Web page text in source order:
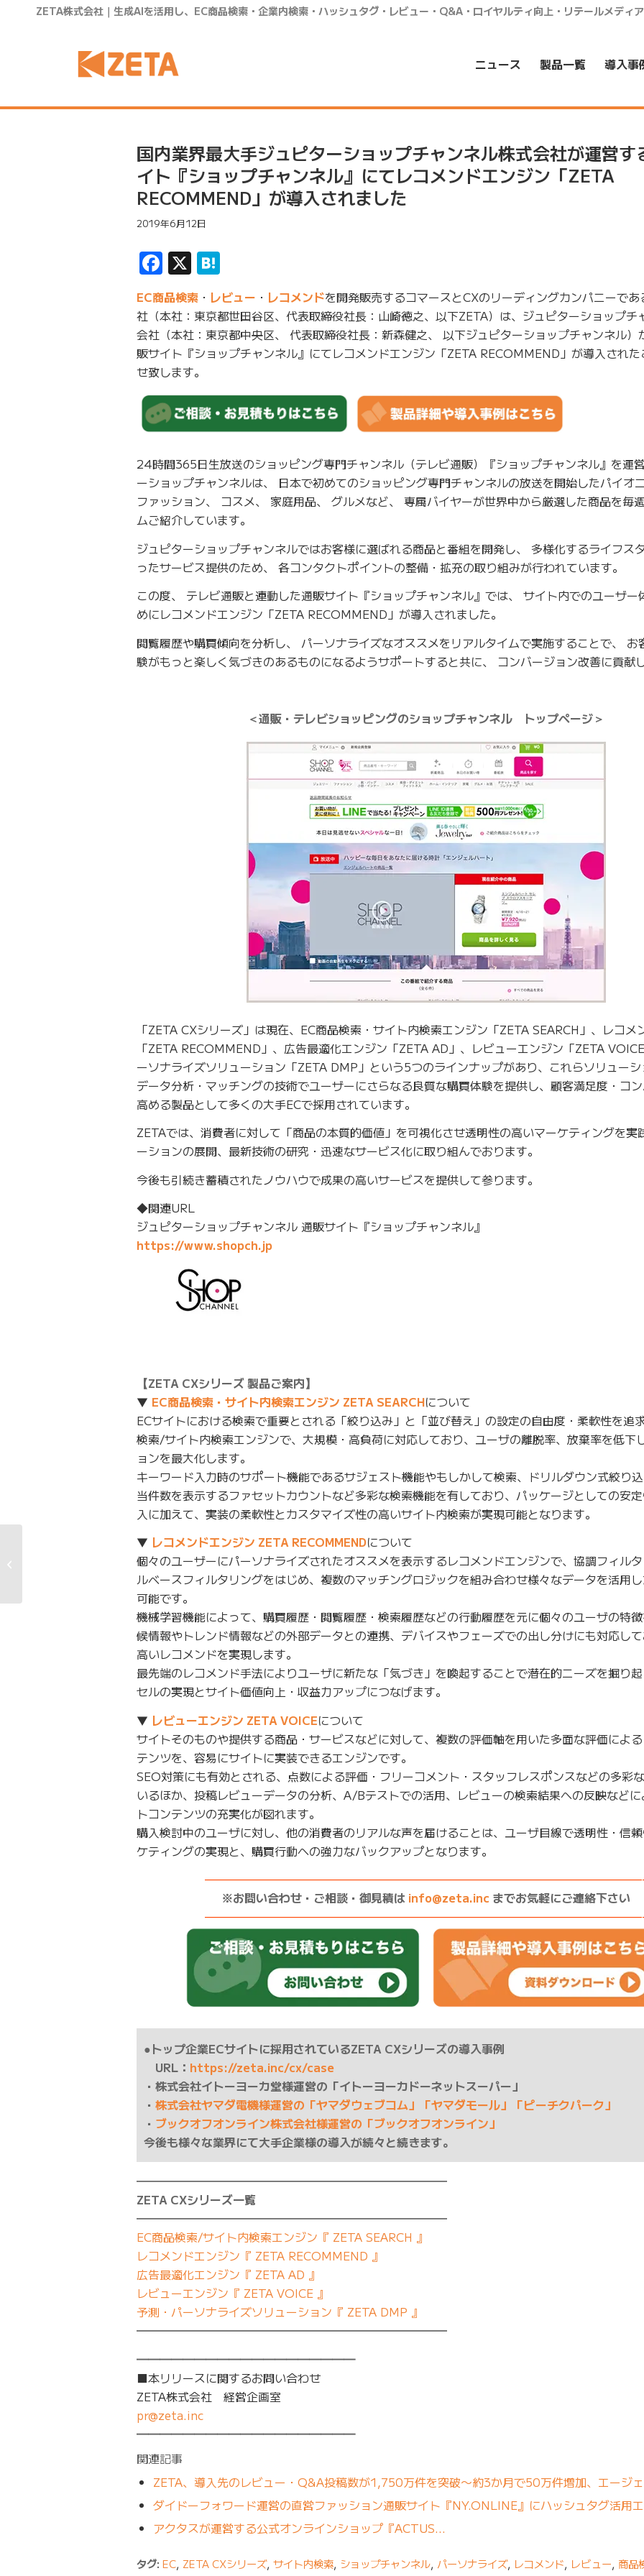
ZETA株式会社｜生成AIを活用し、EC商品検索・企業内検索・ハッシュタグ・レビュー・Q&A・ロイヤルティ向上・リテールメディ
ニュース 製品一覧 導入事
国内業界最大手ジュピターショップチャンネル株式会社が運営す
イト『ショップチャンネル』にてレコメンドエンジン「ZETA
RECOMMEND」が導入されました
2019年6月12日
Facebook
X
EC商品検索 ・ レビュー ・ レコメンドを開発販売するコマースとCXのリーディングカンパニーで
社（本社：東京都世田谷区、代表取締役社長：山崎徳之、以下ZETA）は、ジュピターショップチ
会社（本社：東京都中央区、 代表取締役社長：新森健之、 以下ジュピターショップチャンネル）
販サイト『ショップチャンネル』にてレコメンドエンジン「ZETA RECOMMEND」が導入され
せ致します。
24時間365日生放送のショッピング専門チャンネル（テレビ通販）『ショップチャンネル』を運
ーショップチャンネルは、 日本で初めてのショッピング専門チャンネルの放送を開始したパイオ
ファッション、 コスメ、 家庭用品、 グルメなど、 専属バイヤーが世界中から厳選した商品を毎
ムご紹介しています。
ジュピターショップチャンネルではお客様に選ばれる商品と番組を開発し、 多様化するライフス
ったサービス提供のため、 各コンタクトポイントの整備・拡充の取り組みが行われています。
この度、 テレビ通販と連動した通販サイト『ショップチャンネル』では、 サイト内でのユーザー
めにレコメンドエンジン「ZETA RECOMMEND」が導入されました。
閲覧履歴や購買傾向を分析し、 パーソナライズなオススメをリアルタイムで実施することで、 お
験がもっと楽しく気づきのあるものになるようサポートすると共に、 コンバージョン改善に貢献
＜通販・テレビショッピングのショップチャンネル トップページ＞
「ZETA CXシリーズ」は現在、EC商品検索・サイト内検索エンジン「ZETA SEARCH」、レコメ
「ZETA RECOMMEND」、広告最適化エンジン「ZETA AD」、レビューエンジン「ZETA
ーソナライズソリューション「ZETA DMP」という5つのラインナップがあり、これらソリュー
データ分析・マッチングの技術でユーザーにさらなる良質な購買体験を提供し、顧客満足度・コ
高める製品として多くの大手ECで採用されています。
ZETAでは、消費者に対して「商品の本質的価値」を可視化させ透明性の高いマーケティングを実
ーションの展開、最新技術の研究・迅速なサービス化に取り組んでおります。
今後も引続き蓄積されたノウハウで成果の高いサービスを提供して参ります。
◆関連URL
ジュピターショップチャンネル 通販サイト『ショップチャンネル』
https://www.shopch.jp
【ZETA CXシリーズ 製品ご案内】
▼ EC商品検索・サイト内検索エンジン ZETA SEARCHについて
ECサイトにおける検索で重要とされる「絞り込み」と「並び替え」の設定の自由度・柔軟性を追
検索/サイト内検索エンジンで、大規模・高負荷に対応しており、ユーザの離脱率、放棄率を低下
ョンを最大化します。
キーワード入力時のサポート機能であるサジェスト機能やもしかして検索、ドリルダウン式絞り
当件数を表示するファセットカウントなど多彩な検索機能を有しており、パッケージとしての安
入に加えて、実装の柔軟性とカスタマイズ性の高いサイト内検索が実現可能となります。
▼ レコメンドエンジン ZETA RECOMMENDについて
個々のユーザーにパーソナライズされたオススメを表示するレコメンドエンジンで、協調フィル
ルベースフィルタリングをはじめ、複数のマッチングロジックを組み合わせ様々なデータを活用
可能です。
機械学習機能によって、購買履歴・閲覧履歴・検索履歴などの行動履歴を元に個々のユーザの特
候情報やトレンド情報などの外部データとの連携、デバイスやフェーズでの出し分けにも対応し
高いレコメンドを実現します。
最先端のレコメンド手法によりユーザに新たな「気づき」を喚起することで潜在的ニーズを掘り
セルの実現とサイト価値向上・収益力アップにつなげます。
▼ レビューエンジン ZETA VOICEについて
サイトそのものや提供する商品・サービスなどに対して、複数の評価軸を用いた多面な評価によ
テンツを、容易にサイトに実装できるエンジンです。
SEO対策にも有効とされる、点数による評価・フリーコメント・スタッフレスポンスなどの多彩
いるほか、投稿レビューデータの分析、A/Bテストでの活用、レビューの検索結果への反映など
トコンテンツの充実化が図れます。
購入検討中のユーザに対し、他の消費者のリアルな声を届けることは、ユーザ目線で透明性・信
ケティングの実現と、購買行動への強力なバックアップとなります。
※お問い合わせ・ご相談・御見積は info@zeta.inc までお気軽にご連絡下さい
●トップ企業ECサイトに採用されているZETA CXシリーズの導入事例
URL： https://zeta.inc/cx/case
・株式会社イトーヨーカ堂様運営の「イトーヨーカドーネットスーパー」
・ 株式会社ヤマダ電機様運営の「ヤマダウェブコム」「ヤマダモール」「ピーチクパーク」
・ ブックオフオンライン株式会社様運営の「ブックオフオンライン」
今後も様々な業界にて大手企業様の導入が続々と続きます。
━━━━━━━━━━━━━━━━━━━━━━━━━━━
ZETA CXシリーズ一覧
━━━━━━━━━━━━━━━━━━━━━━━━━━━
EC商品検索/サイト内検索エンジン『 ZETA SEARCH 』
レコメンドエンジン『 ZETA RECOMMEND 』
広告最適化エンジン『 ZETA AD 』
レビューエンジン『 ZETA VOICE 』
予測・パーソナライズソリューション『 ZETA DMP 』
━━━━━━━━━━━━━━━━━━━━━━━━━━━
━━━━━━━━━━━━━━━━━━━
■本リリースに関するお問い合わせ
ZETA株式会社 経営企画室
pr@zeta.inc
━━━━━━━━━━━━━━━━━━━
関連記事
ZETA、導入先のレビュー・Q&A投稿数が1,750万件を突破〜約3か月で50万件増加、エージ
ダイドーフォワード運営の直営ファッション通販サイト『NY.ONLINE』にハッシュタグ活用
アクタスが運営する公式オンラインショップ『ACTUS…
タグ: EC, ZETA CXシリーズ, サイト内検索, ショップチャンネル, パーソナライズ, レコメンド, レビュー, 商品